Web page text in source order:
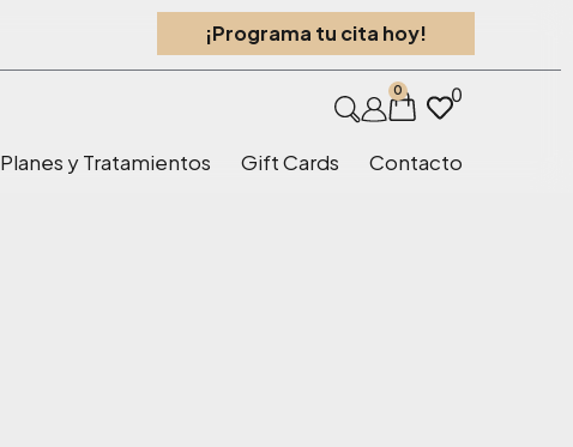
¡Programa tu cita hoy!
0 0
Planes y Tratamientos Gift Cards Contacto